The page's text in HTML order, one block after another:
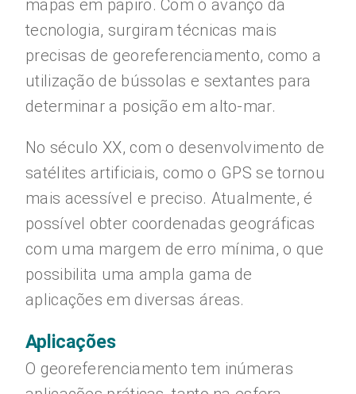
mapas em papiro. Com o avanço da
tecnologia, surgiram técnicas mais
precisas de georeferenciamento, como a
utilização de bússolas e sextantes para
determinar a posição em alto-mar.
No século XX, com o desenvolvimento de
satélites artificiais, como o GPS se tornou
mais acessível e preciso. Atualmente, é
possível obter coordenadas geográficas
com uma margem de erro mínima, o que
possibilita uma ampla gama de
aplicações em diversas áreas.
Aplicações
O georeferenciamento tem inúmeras